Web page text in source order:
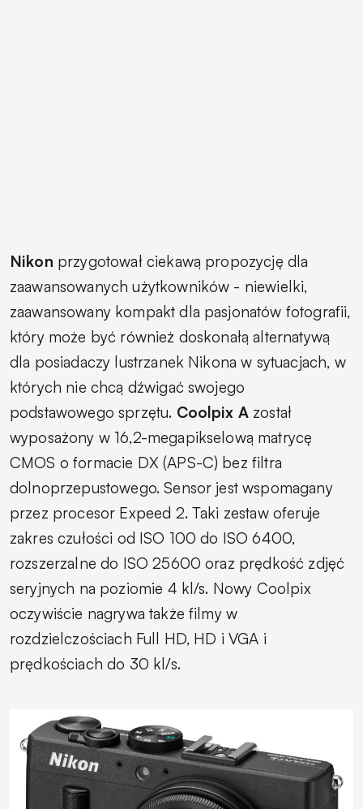
Nikon przygotował ciekawą propozycję dla
zaawansowanych użytkowników - niewielki,
zaawansowany kompakt dla pasjonatów fotografii,
który może być również doskonałą alternatywą
dla posiadaczy lustrzanek Nikona w sytuacjach, w
których nie chcą dźwigać swojego
podstawowego sprzętu. Coolpix Azostał
wyposażony w 16,2-megapikselową matrycę
CMOS o formacie DX (APS-C) bez filtra
dolnoprzepustowego. Sensor jest wspomagany
przez procesor Expeed 2. Taki zestaw oferuje
zakres czułości od ISO 100 do ISO 6400,
rozszerzalne do ISO 25600 oraz prędkość zdjęć
seryjnych na poziomie 4 kl/s. Nowy Coolpix
oczywiście nagrywa także filmy w
rozdzielczościach Full HD, HD i VGA i
prędkościach do 30 kl/s.